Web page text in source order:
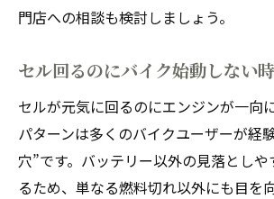
ラブル例
セル回るが押しがけ効かな
バイス
押しがけ不可時のバイク基
確認
インジェクション車の始動不良に
門店への相談も検討しましょう。
セル回るのにバイク始動しない
セルが元気に回るのにエンジンが一向に
パターンは多くのバイクユーザーが経
穴”です。バッテリー以外の見落とし
るため、単なる燃料切れ以外にも目を